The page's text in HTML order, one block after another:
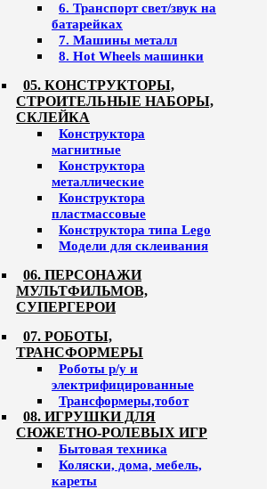
6. Транспорт свет/звук на
батарейках
7. Машины металл
8. Hot Wheels машинки
05. КОНСТРУКТОРЫ,
СТРОИТЕЛЬНЫЕ НАБОРЫ,
СКЛЕЙКА
Конструктора
магнитные
Конструктора
металлические
Конструктора
пластмассовые
Конструктора типа Lego
Модели для склеивания
06. ПЕРСОНАЖИ
МУЛЬТФИЛЬМОВ,
СУПЕРГЕРОИ
07. РОБОТЫ,
ТРАНСФОРМЕРЫ
Роботы р/у и
электрифицированные
Трансформеры,тобот
08. ИГРУШКИ ДЛЯ
СЮЖЕТНО-РОЛЕВЫХ ИГР
Бытовая техника
Коляски, дома, мебель,
кареты